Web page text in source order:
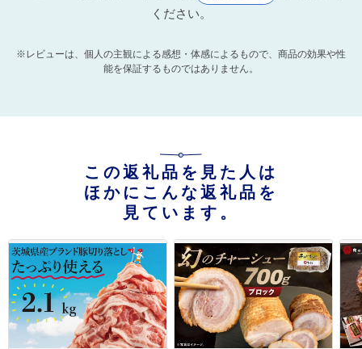
ください。
※レビューは、個人の主観による感想・体感によるもので、商品の効果や性
能を保証するものではありません。
この返礼品を見た人は
ほかにこんな返礼品を
見ています。